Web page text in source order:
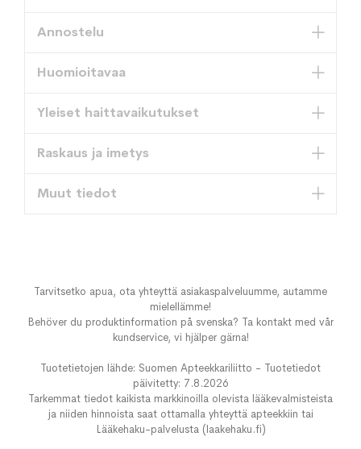
Annostelu
Huomioitavaa
Yleiset haittavaikutukset
Raskaus ja imetys
Muut tiedot
Tarvitsetko apua, ota yhteyttä asiakaspalveluumme, autamme
mielellämme!
Behöver du produktinformation på svenska? Ta kontakt med vår
kundservice, vi hjälper gärna!
Tuotetietojen lähde: Suomen Apteekkariliitto - Tuotetiedot
päivitetty: 7.8.2026
Tarkemmat tiedot kaikista markkinoilla olevista lääkevalmisteista
ja niiden hinnoista saat ottamalla yhteyttä apteekkiin tai
Lääkehaku-palvelusta (laakehaku.fi)